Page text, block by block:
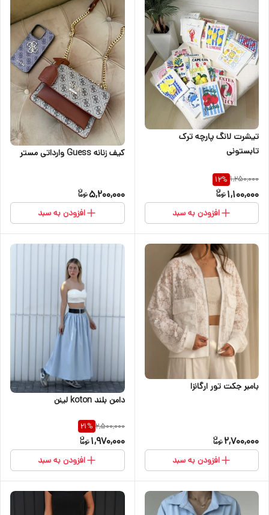
تیشرت لانگ پارچه ترک
تابستونی
1,250,000
12%
1,100,000
افزودن به سبد
کیف زنانه Guess وارداتی مستر
5,200,000
افزودن به سبد
بامبر جکت تور ارگانزا
2,700,000
افزودن به سبد
دامن بلند koton لینن
2,500,000
21%
1,970,000
افزودن به سبد